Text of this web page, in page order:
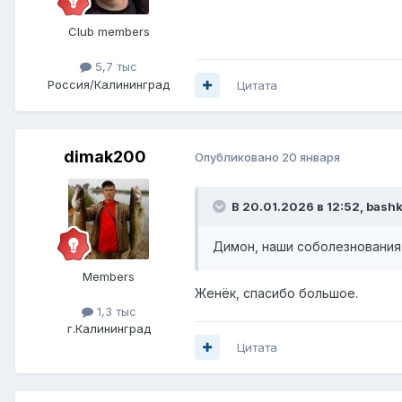
Club members
5,7 тыс
Россия/Калининград
Цитата
dimak200
Members
1,3 тыс
г.Калининград
Опубликовано 20 января
В 20.01.2026 в 12:52,
Димон, наши соболезнования
Женёк, спасибо большое.
Цитата